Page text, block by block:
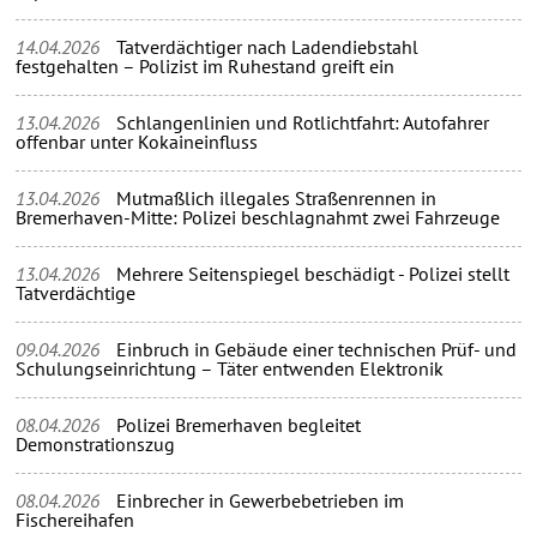
14.04.2026
Tatverdächtiger nach Ladendiebstahl
festgehalten – Polizist im Ruhestand greift ein
13.04.2026
Schlangenlinien und Rotlichtfahrt: Autofahrer
offenbar unter Kokaineinfluss
13.04.2026
Mutmaßlich illegales Straßenrennen in
Bremerhaven-Mitte: Polizei beschlagnahmt zwei Fahrzeuge
13.04.2026
Mehrere Seitenspiegel beschädigt - Polizei stellt
Tatverdächtige
09.04.2026
Einbruch in Gebäude einer technischen Prüf- und
Schulungseinrichtung – Täter entwenden Elektronik
08.04.2026
Polizei Bremerhaven begleitet
Demonstrationszug
08.04.2026
Einbrecher in Gewerbebetrieben im
Fischereihafen